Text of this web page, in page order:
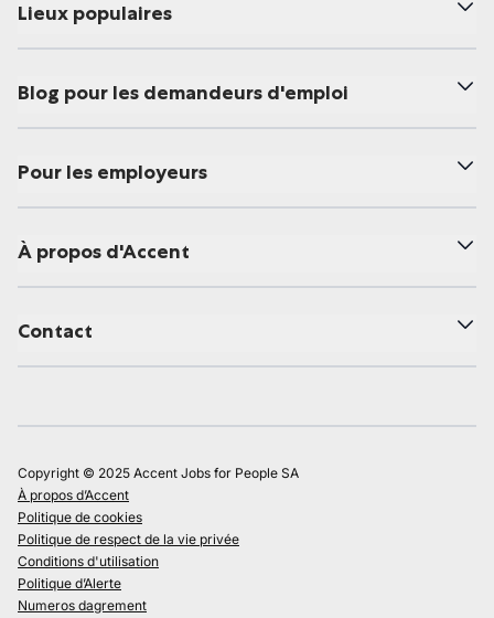
Lieux populaires
Blog pour les demandeurs d'emploi
Pour les employeurs
À propos d'Accent
Contact
Copyright © 2025 Accent Jobs for People SA
À propos d’Accent
Politique de cookies
Politique de respect de la vie privée
Conditions d'utilisation
Politique d’Alerte
Numeros dagrement